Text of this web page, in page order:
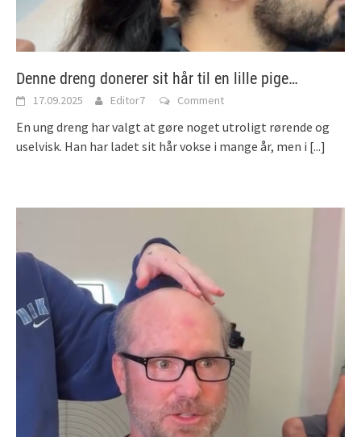
Denne dreng donerer sit hår til en lille pige…
17.09.2025 Editor7 Comment
En ung dreng har valgt at gøre noget utroligt rørende og
uselvisk. Han har ladet sit hår vokse i mange år, men i [...]